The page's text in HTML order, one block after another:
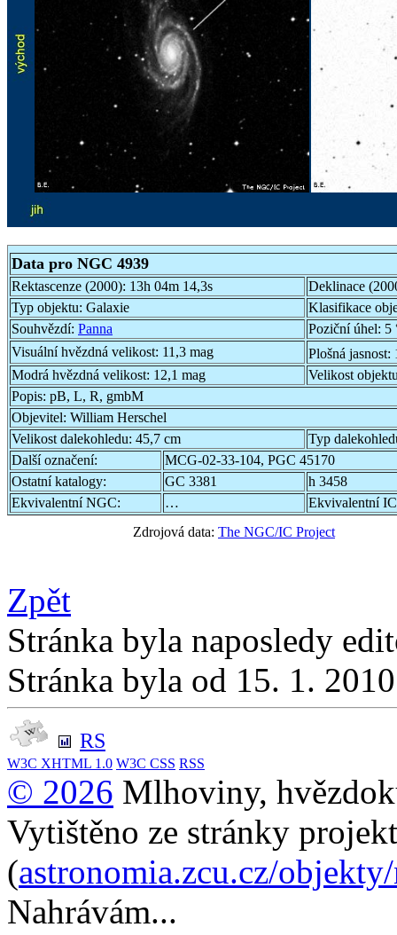
Data pro NGC 4939
Rektascenze (2000): 13h 04m 14,3s
Deklinace
Typ objektu: Galaxie
Klasifikace
Souhvězdí: Panna Poziční úhel: 5
Visuální hvězdná velikost: 11,3 mag Plošná jasnost:
Modrá hvězdná velikost: 12,1 mag
Velikost
Popis: pB, L, R, gmbM
Objevitel: William Herschel
Velikost dalekohledu: 45,7 cm
Typ
Další označení:
MCG-02-33-104, PGC 45170
Ostatní katalogy:
GC 3381
h 3458
Ekvivalentní NGC:
…
Ekvivalentní
Zdrojová data: The NGC/IC Project
Zpět
Stránka byla naposledy
Stránka byla od 15. 1.
RS
W3C XHTML 1.0 W3C CSS RSS
© 2026 Mlhoviny,
Vytištěno ze stránky
(astronomia.zcu.cz/
Nahrávám...